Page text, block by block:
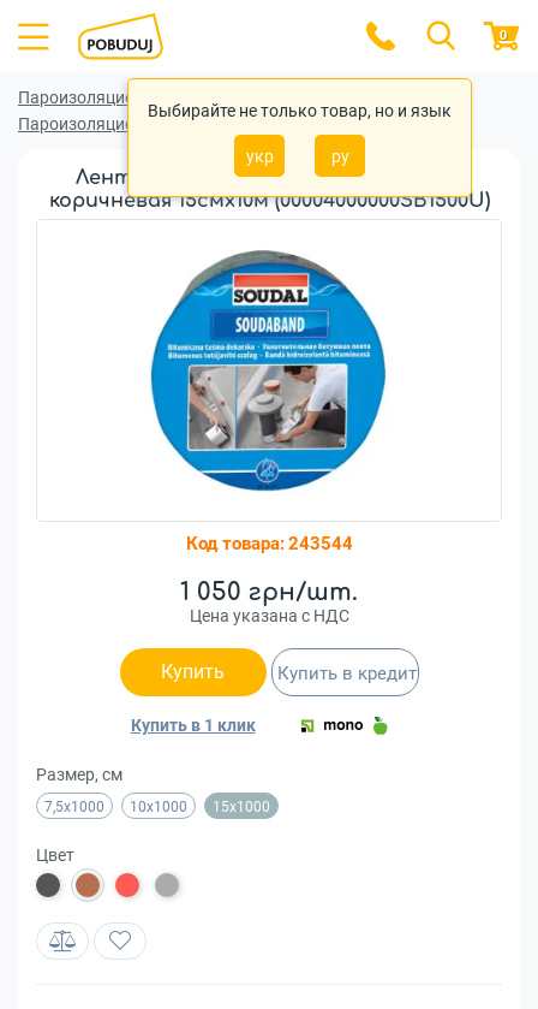
Выбирайте не только товар, но и язык
укр ру
0
Пароизоляционные (гидроизоляционные) ленты
Пароизоляционные (гидроизоляционные) ленты Soudal
Лента битумная Soudal Soudaband
коричневая 15смx10м (00004000000SB1500U)
Код товара:243544
1 050 грн/шт.
Цена указана с НДС
Купить
Купить в 1 клик
Купить в кредит
Размер, см
7,5x1000 10x1000 15x1000
Цвет